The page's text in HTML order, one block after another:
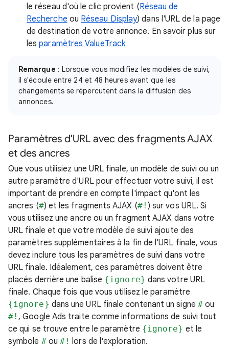
le réseau d'où le clic provient (Réseau de
Recherche ou Réseau Display) dans l'URL de la page
de destination de votre annonce. En savoir plus sur
lesparamètres ValueTrack
Remarque : Lorsque vous modifiez les modèles de suivi,
il s'écoule entre 24 et 48 heures avant que les
changements se répercutent dans la diffusion des
annonces.
Paramètres d'URL avec des fragments AJAX
et des ancres
Que vous utilisiez une URL finale, un modèle de suivi ou un
autre paramètre d'URL pour effectuer votre suivi, il est
important de prendre en compte l'impact qu'ont les
ancres (#) et les fragments AJAX (#! ) sur vos URL. Si
vous utilisez une ancre ou un fragment AJAX dans votre
URL finale et que votre modèle de suivi ajoute des
paramètres supplémentaires à la fin de l'URL finale, vous
devez inclure tous les paramètres de suivi dans votre
URL finale. Idéalement, ces paramètres doivent être
placés derrière une balise {ignore} dans votre URL
finale. Chaque fois que vous utilisez le paramètre
{ignore} dans une URL finale contenant un signe #ou
#! , Google Ads traite comme informations de suivi tout
ce qui se trouve entre le paramètre {ignore} et le
symbole #ou#! lors de l'exploration.